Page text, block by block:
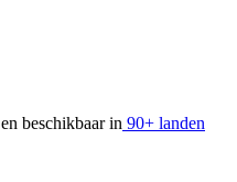
en beschikbaar in 90+ landen